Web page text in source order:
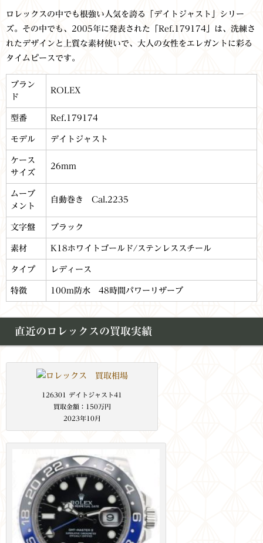
ロレックスの中でも根強い人気を誇る「デイトジャスト」シリー
ズ。その中でも、2005年に発表された「Ref.179174」は、洗練さ
れたデザインと上質な素材使いで、大人の女性をエレガントに彩る
タイムピースです。
ブラン
ド
ROLEX
型番 Ref.179174
モデル デイトジャスト
ケース
サイズ
26mm
ムーブ
メント
自動巻き Cal.2235
文字盤 ブラック
素材 K18ホワイトゴールド/ステンレススチール
タイプ レディース
特徴 100m防水 48時間パワーリザーブ
直近のロレックスの買取実績
126301 デイトジャスト41
買取金額：150万円
2023年10月